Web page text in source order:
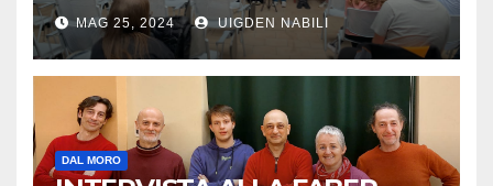
MAG 25, 2024 UIGDEN NABILI
DAL MORO